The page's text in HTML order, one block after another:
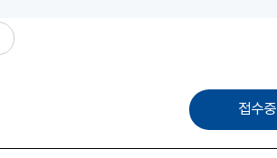
접수중